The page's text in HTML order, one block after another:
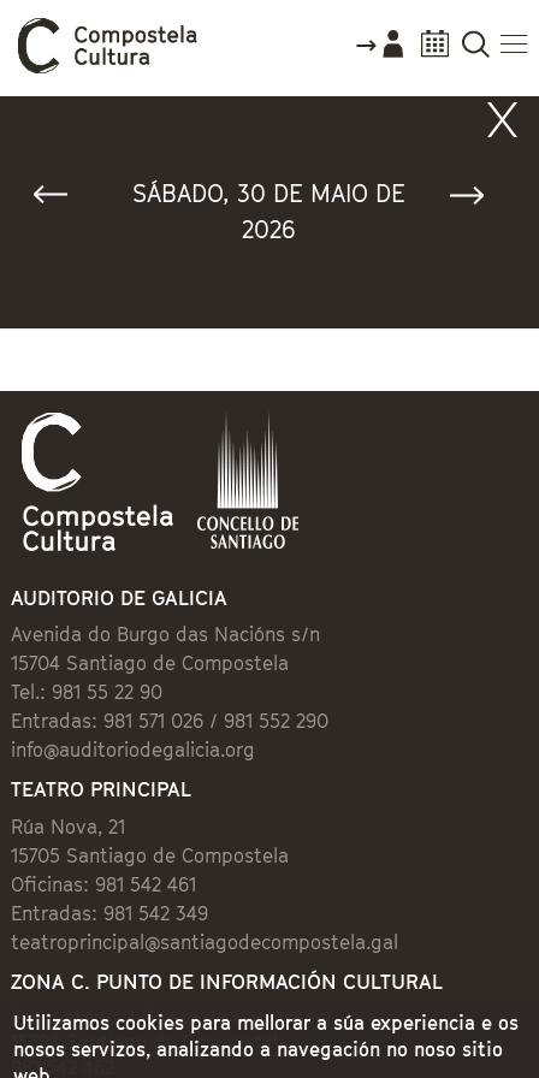
SÁBADO, 30 DE MAIO DE
2026
AUDITORIO DE GALICIA
Avenida do Burgo das Nacións s/n
15704 Santiago de Compostela
Tel.: 981 55 22 90
Entradas: 981 571 026 / 981 552 290
info@auditoriodegalicia.org
TEATRO PRINCIPAL
Rúa Nova, 21
15705 Santiago de Compostela
Oficinas: 981 542 461
Entradas: 981 542 349
teatroprincipal@santiagodecompostela.gal
ZONA C. PUNTO DE INFORMACIÓN CULTURAL
Preguntoiro, 1 (Praza de Cervantes)
15704 Santiago de Compostela
981 542 462
Utilizamos cookies para mellorar a súa experiencia e os
nosos servizos, analizando a navegación no noso sitio